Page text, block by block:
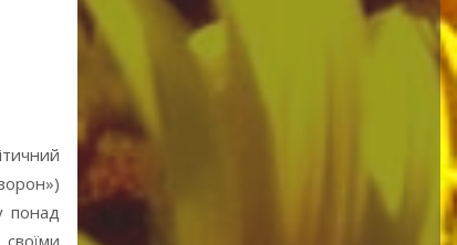
понад